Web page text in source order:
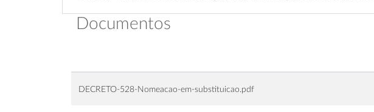
Documentos
DECRETO-528-Nomeacao-em-substituicao.pdf